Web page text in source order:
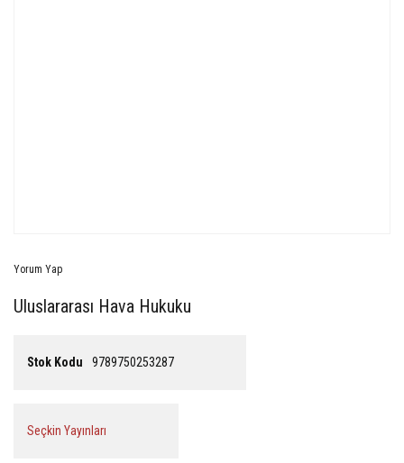
Yorum Yap
Uluslararası Hava Hukuku
Stok Kodu 9789750253287
Seçkin Yayınları